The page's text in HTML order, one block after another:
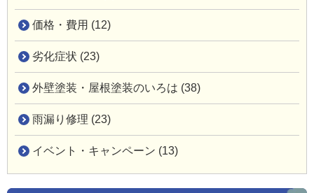
価格・費用 (12)
劣化症状 (23)
外壁塗装・屋根塗装のいろは (38)
雨漏り修理 (23)
イベント・キャンペーン (13)